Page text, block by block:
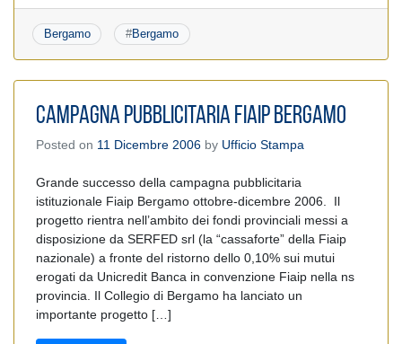
Bergamo #Bergamo
CAMPAGNA PUBBLICITARIA FIAIP BERGAMO
Posted on 11 Dicembre 2006 by Ufficio Stampa
Grande successo della campagna pubblicitaria
istituzionale Fiaip Bergamo ottobre-dicembre 2006. Il
progetto rientra nell’ambito dei fondi provinciali messi a
disposizione da SERFED srl (la “cassaforte” della Fiaip
nazionale) a fronte del ristorno dello 0,10% sui mutui
erogati da Unicredit Banca in convenzione Fiaip nella ns
provincia. Il Collegio di Bergamo ha lanciato un
importante progetto […]